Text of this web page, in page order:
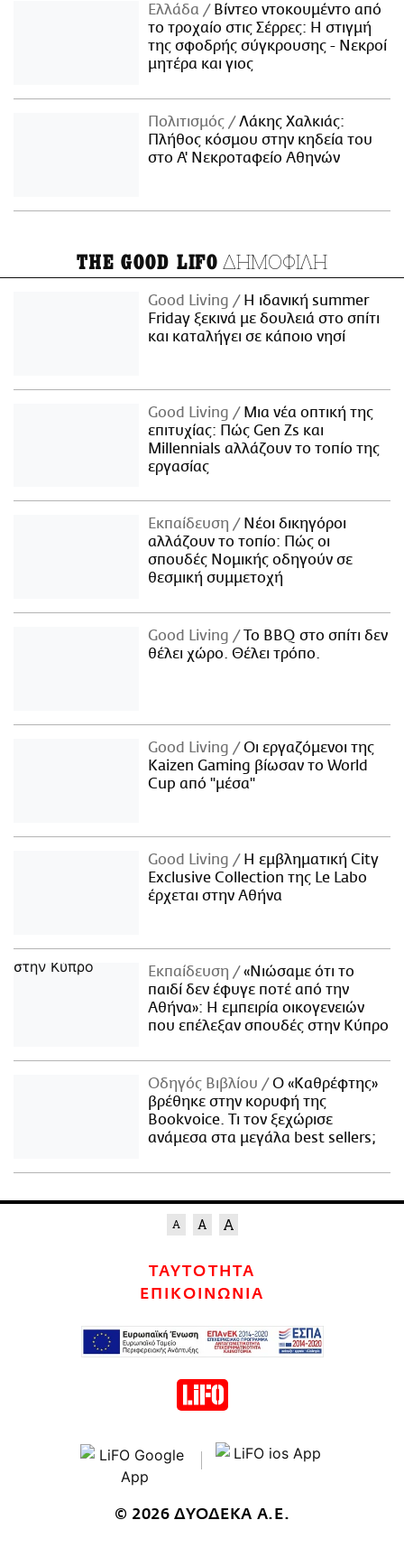
Ελλάδα
Βίντεο ντοκουμέντο από
το τροχαίο στις Σέρρες: Η στιγμή
της σφοδρής σύγκρουσης - Νεκροί
μητέρα και γιος
Πολιτισμός
Λάκης Χαλκιάς:
Πλήθος κόσμου στην κηδεία του
στο Α' Νεκροταφείο Αθηνών
THE GOOD LIFO ΔΗΜΟΦΙΛΗ
Good Living
Η ιδανική summer
Friday ξεκινά με δουλειά στο σπίτι
και καταλήγει σε κάποιο νησί
Good Living
Μια νέα οπτική της
επιτυχίας: Πώς Gen Zs και
Millennials αλλάζουν το τοπίο της
εργασίας
Εκπαίδευση
Νέοι δικηγόροι
αλλάζουν το τοπίο: Πώς οι
σπουδές Νομικής οδηγούν σε
θεσμική συμμετοχή
Good Living
Το BBQ στο σπίτι δεν
θέλει χώρο. Θέλει τρόπο.
Good Living
Οι εργαζόμενοι της
Kaizen Gaming βίωσαν το World
Cup από "μέσα"
Good Living
Η εμβληματική City
Exclusive Collection της Le Labo
έρχεται στην Αθήνα
Εκπαίδευση
«Νιώσαμε ότι το
παιδί δεν έφυγε ποτέ από την
Αθήνα»: Η εμπειρία οικογενειών
που επέλεξαν σπουδές στην Κύπρο
Οδηγός Βιβλίου
Ο «Καθρέφτης»
βρέθηκε στην κορυφή της
Bookvoice. Τι τον ξεχώρισε
ανάμεσα στα μεγάλα best sellers;
ΤΑΥΤΟΤΗΤΑ
ΕΠΙΚΟΙΝΩΝΙΑ
© 2026 ΔΥΟΔΕΚΑ Α.Ε.